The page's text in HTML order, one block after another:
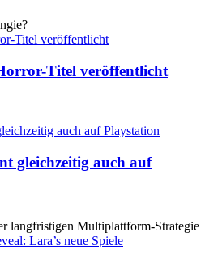
Titel veröffentlicht
gleichzeitig auch auf
langfristigen Multiplattform-Strategie